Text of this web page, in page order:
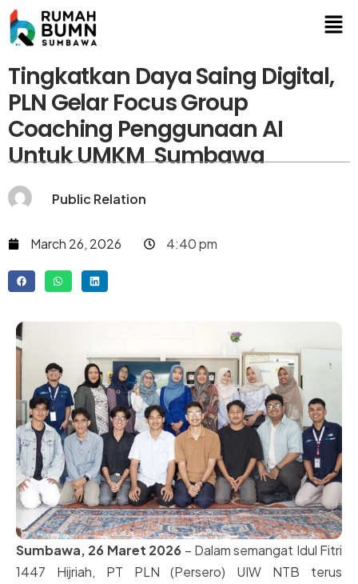
Tingkatkan Daya Saing Digital,
PLN Gelar Focus Group
Coaching Penggunaan AI
Untuk UMKM Sumbawa
Public Relation
March 26, 2026 4:40 pm
Sumbawa, 26 Maret 2026 – Dalam semangat Idul Fitri
1447 Hijriah, PT PLN (Persero) UIW NTB terus